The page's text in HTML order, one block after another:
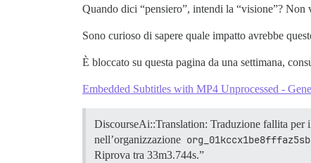
Quando dici “pensiero”, intendi la “visione”?
Sono curioso di sapere quale impatto avrebbe
È bloccato su questa pagina da una settimana,
Embedded Subtitles with MP4 Unprocessed -
DiscourseAi::Translation: Traduzione fallita
nell’organizzazione
Riprova tra 33m3.744s.”